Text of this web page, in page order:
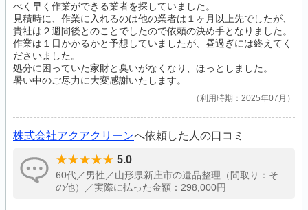
べく早く作業ができる業者を探していました。
見積時に、作業に入れるのは他の業者は１ヶ月以上先でしたが、
貴社は２週間後とのことでしたので依頼の決め手となりました。
作業は１日かかるかと予想していましたが、昼過ぎには終えてく
ださいました。
処分に困っていた家財と臭いがなくなり、ほっとしました。
暑い中のご尽力に大変感謝いたします。
利用時期：2025年07月
株式会社アクアクリーンへ依頼した人の口コミ
5.0
60代／男性／山形県新庄市の遺品整理（間取り：そ
の他）／実際に払った金額：298,000円